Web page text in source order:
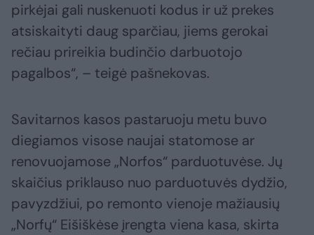
pirkėjai gali nuskenuoti kodus ir už prekes
atsiskaityti daug sparčiau, jiems gerokai
rečiau prireikia budinčio darbuotojo
pagalbos“, – teigė pašnekovas.
Savitarnos kasos pastaruoju metu buvo
diegiamos visose naujai statomose ar
renovuojamose „Norfos“ parduotuvėse. Jų
skaičius priklauso nuo parduotuvės dydžio,
pavyzdžiui, po remonto vienoje mažiausių
„Norfų“ Eišiškėse įrengta viena kasa, skirta